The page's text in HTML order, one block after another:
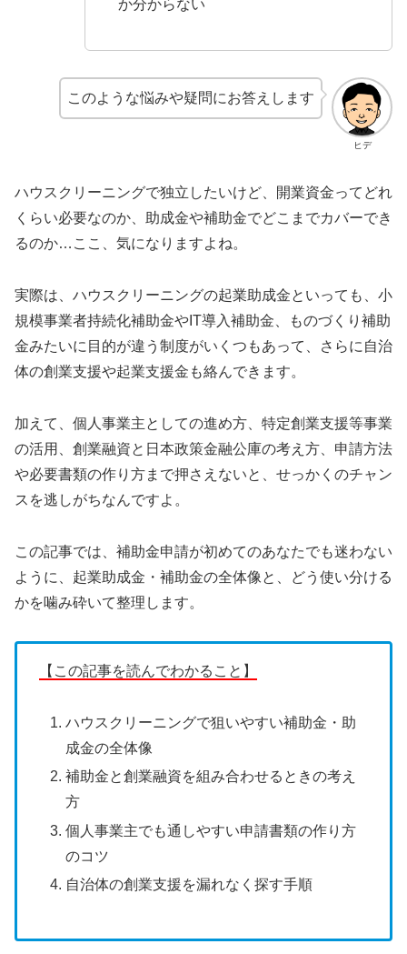
か分からない
ヒデ
このような悩みや疑問にお答えします
ハウスクリーニングで独立したいけど、開業資金ってどれ
くらい必要なのか、助成金や補助金でどこまでカバーでき
るのか…ここ、気になりますよね。
実際は、ハウスクリーニングの起業助成金といっても、小
規模事業者持続化補助金やIT導入補助金、ものづくり補助
金みたいに目的が違う制度がいくつもあって、さらに自治
体の創業支援や起業支援金も絡んできます。
加えて、個人事業主としての進め方、特定創業支援等事業
の活用、創業融資と日本政策金融公庫の考え方、申請方法
や必要書類の作り方まで押さえないと、せっかくのチャン
スを逃しがちなんですよ。
この記事では、補助金申請が初めてのあなたでも迷わない
ように、起業助成金・補助金の全体像と、どう使い分ける
かを噛み砕いて整理します。
【この記事を読んでわかること】
ハウスクリーニングで狙いやすい補助金・助
成金の全体像
補助金と創業融資を組み合わせるときの考え
方
個人事業主でも通しやすい申請書類の作り方
のコツ
自治体の創業支援を漏れなく探す手順